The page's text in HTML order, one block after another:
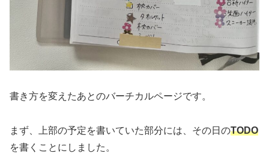
書き方を変えたあとのバーチカルページです。
まず、上部の予定を書いていた部分には、その日のTODO
を書くことにしました。